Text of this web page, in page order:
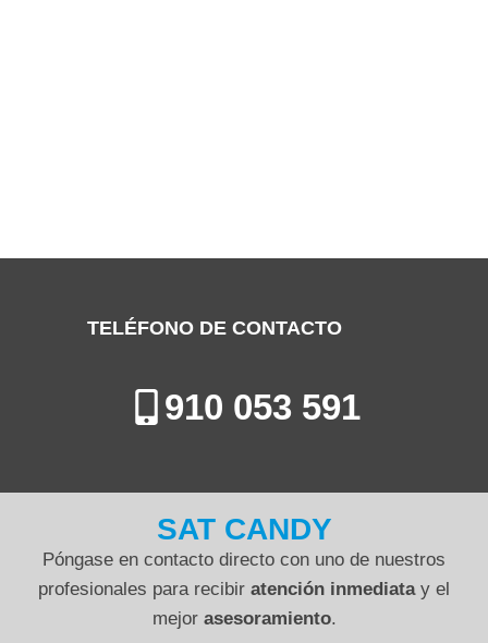
TELÉFONO DE CONTACTO
910 053 591
SAT CANDY
Póngase en contacto directo con uno de nuestros
profesionales para recibir atención inmediatay el
mejor asesoramiento.